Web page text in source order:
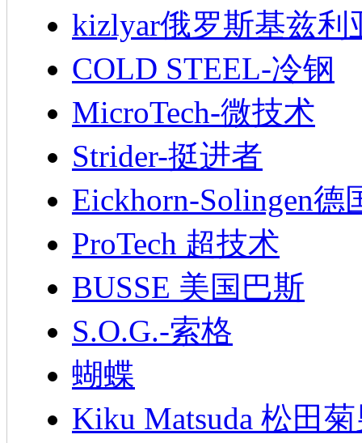
kizlyar俄罗斯基兹利
COLD STEEL-冷钢
MicroTech-微技术
Strider-挺进者
Eickhorn-Solingen德
ProTech 超技术
BUSSE 美国巴斯
S.O.G.-索格
蝴蝶
Kiku Matsuda 松田